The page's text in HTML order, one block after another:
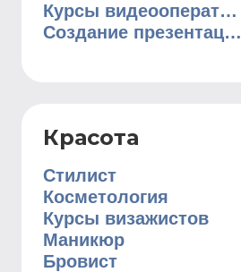
Курсы видеооператоров
Создание презентаций
Красота
Стилист
Косметология
Курсы визажистов
Маникюр
Бровист